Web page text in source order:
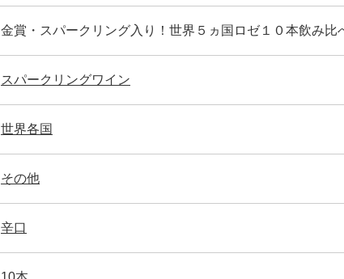
金賞・スパークリング入り！世界５ヵ国ロゼ１０本飲み
スパークリングワイン
世界各国
その他
辛口